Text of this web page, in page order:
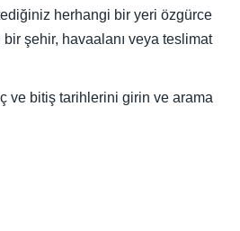
herhangi bir yeri özgürce
şehir, havaalanı veya teslimat
ve bitiş tarihlerini girin ve arama